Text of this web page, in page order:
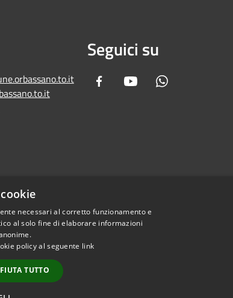
Seguici su
Facebook Youtube
© 2026 • Comune di Orbassano • Powered by
necessari al corretto funzionamento e
al solo fine di elaborare informazioni
policy al seguente link
TUTTO